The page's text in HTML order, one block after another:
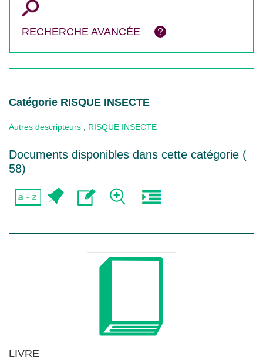
RECHERCHE AVANCÉE
Catégorie RISQUE INSECTE
Autres descripteurs RISQUE INSECTE
Documents disponibles dans cette catégorie (
58)
LIVRE